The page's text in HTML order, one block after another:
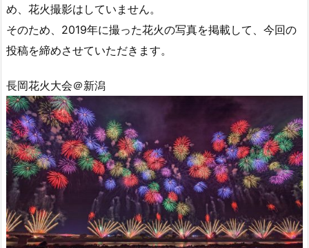
め、花火撮影はしていません。
そのため、2019年に撮った花火の写真を掲載して、今回の
投稿を締めさせていただきます。
長岡花火大会＠新潟